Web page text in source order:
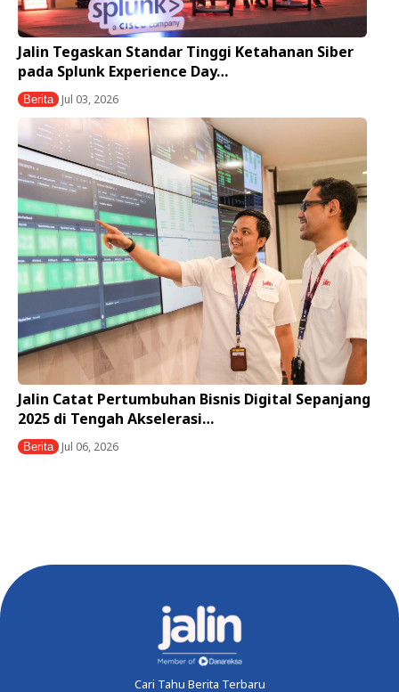
Jalin Tegaskan Standar Tinggi Ketahanan Siber
pada Splunk Experience Day…
Berita Jul 03, 2026
Jalin Catat Pertumbuhan Bisnis Digital Sepanjang
2025 di Tengah Akselerasi…
Berita Jul 06, 2026
Cari Tahu Berita Terbaru